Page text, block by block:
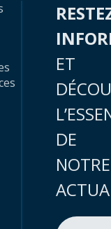
ET
DE
NOTRE